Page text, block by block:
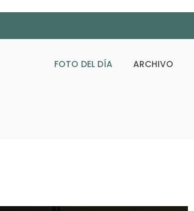
FOTO DEL DÍA ARCHIVO